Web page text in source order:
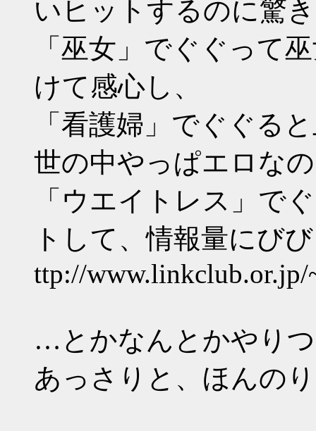
いヒットするのに驚
「巫女」でぐぐって
けて感心し、
「看護婦」でぐぐる
世の中やっぱエロな
「ウエイトレス」で
トして、情報量にび
ttp://www.linkclub.or.jp/
…とかなんとかやり
あっさりと、ほんの